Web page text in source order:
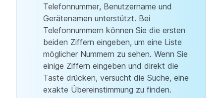
Telefonnummer, Benutzername und
Gerätenamen unterstützt. Bei
Telefonnummern können Sie die ersten
beiden Ziffern eingeben, um eine Liste
möglicher Nummern zu sehen. Wenn Sie
einige Ziffern eingeben und direkt die
Taste drücken, versucht die Suche, eine
exakte Übereinstimmung zu finden.